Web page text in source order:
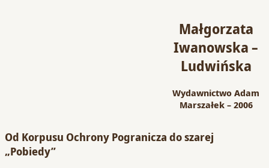
Małgorzata
Iwanowska –
Ludwińska
Wydawnictwo Adam
Marszałek – 2006
Od Korpusu Ochrony Pogranicza do szarej
„Pobiedy”